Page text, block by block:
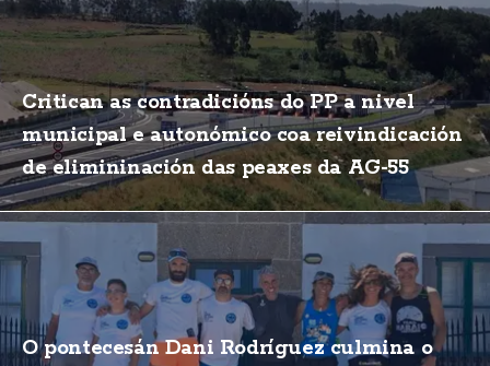
Critican as contradicións do PP a nivel
municipal e autonómico coa reivindicación
de elimininación das peaxes da AG-55
O pontecesán Dani Rodríguez culmina o